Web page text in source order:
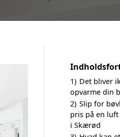
1) Det bliver
opvarme din
2) Slip for
pris på en
i Skærød